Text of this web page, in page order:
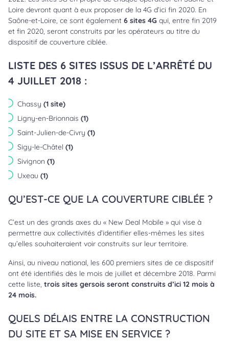
Loire devront quant à eux proposer de la 4G d’ici fin 2020. En
Saône-et-Loire, ce sont également 6 sites 4G qui, entre fin 2019
et fin 2020, seront construits par les opérateurs au titre du
dispositif de couverture ciblée.
LISTE DES 6 SITES ISSUS DE L’ARRÊTÉ DU
4 JUILLET 2018 :
Chassy (1 site)
Ligny-en-Brionnais (1)
Saint-Julien-de-Civry (1)
Sigy-le-Châtel (1)
Sivignon (1)
Uxeau (1)
QU’EST-CE QUE LA COUVERTURE CIBLÉE ?
C’est un des grands axes du « New Deal Mobile » qui vise à
permettre aux collectivités d’identifier elles-mêmes les sites
qu’elles souhaiteraient voir construits sur leur territoire.
Ainsi, au niveau national, les 600 premiers sites de ce dispositif
ont été identifiés dès le mois de juillet et décembre 2018. Parmi
cette liste, trois sites gersois seront construits d’ici 12 mois à
24 mois.
QUELS DÉLAIS ENTRE LA CONSTRUCTION
DU SITE ET SA MISE EN SERVICE ?